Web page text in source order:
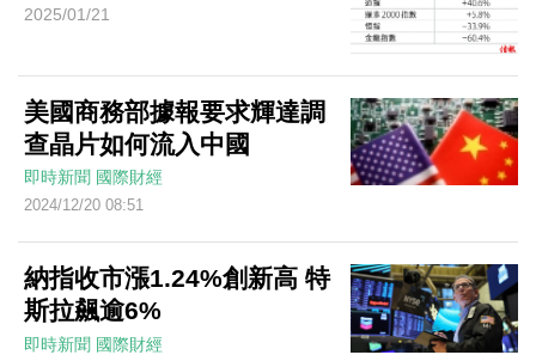
2025/01/21
美國商務部據報要求輝達調
查晶片如何流入中國
即時新聞 國際財經
2024/12/20 08:51
納指收市漲1.24%創新高 特
斯拉飆逾6%
即時新聞 國際財經